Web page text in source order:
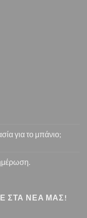
για το μπάνιο;
ΣΤΑ ΝΕΑ ΜΑΣ!